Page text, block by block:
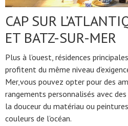
CAP SUR
ET BATZ-SUR-MER
Plus à l’ouest, résidences
profitent du même niveau
Mer,vous pouvez opter pour des
rangements personnalisés avec
la douceur du matériau ou
couleurs de l’océan.